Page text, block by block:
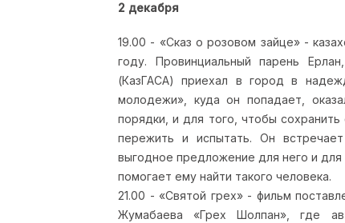
2 декабря
19.00 - «Сказ о розовом зайце» -
году. Провинциальный парень
(КазГАСА) приехал в город в
молодежи», куда он попадает,
порядки, и для того, чтобы
пережить и испытать. Он
выгодное предложение для него и
помогает ему найти такого человека.
21.00 - «Святой грех» - фильм
Жумабаева «Грех Шолпан», где